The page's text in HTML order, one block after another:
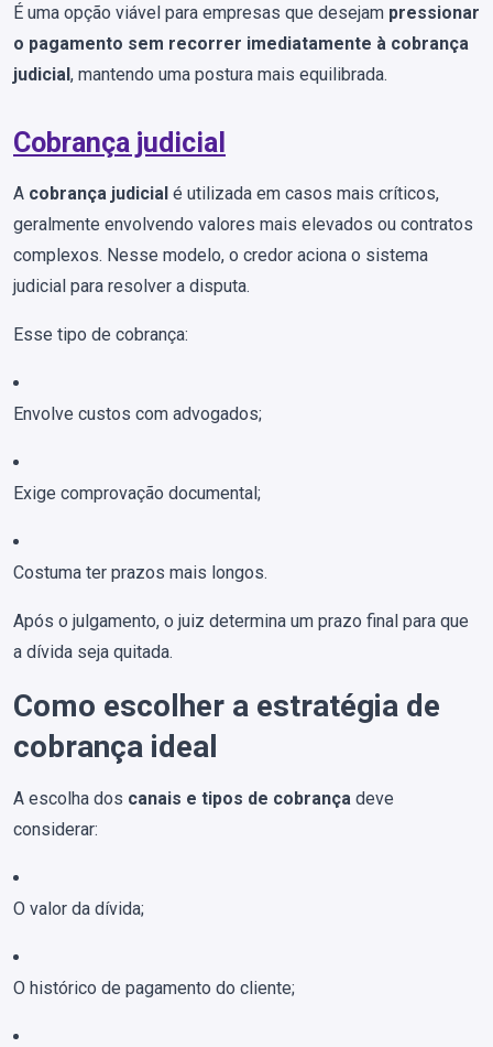
É uma opção viável para empresas que desejam pressionar
o pagamento sem recorrer imediatamente à cobrança
judicial, mantendo uma postura mais equilibrada.
Cobrança judicial
A cobrança judicial é utilizada em casos mais críticos,
geralmente envolvendo valores mais elevados ou contratos
complexos. Nesse modelo, o credor aciona o sistema
judicial para resolver a disputa.
Esse tipo de cobrança:
Envolve custos com advogados;
Exige comprovação documental;
Costuma ter prazos mais longos.
Após o julgamento, o juiz determina um prazo final para que
a dívida seja quitada.
Como escolher a estratégia de
cobrança ideal
A escolha dos canais e tipos de cobrança deve
considerar:
O valor da dívida;
O histórico de pagamento do cliente;